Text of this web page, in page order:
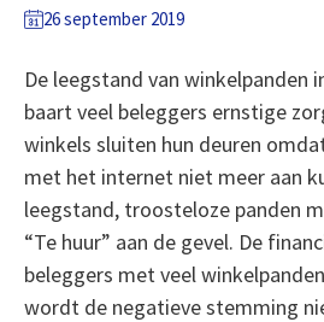
26 september 2019
De leegstand van winkelpanden
baart veel beleggers ernstige
winkels sluiten hun deuren
met het internet niet meer aan
leegstand, troosteloze panden
“Te huur” aan de gevel. De
beleggers met veel
wordt de negatieve stemming